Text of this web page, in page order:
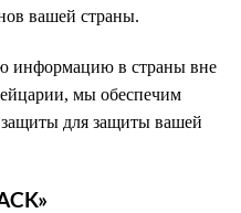
вашей страны.
информацию в страны вне
мы обеспечим
для защиты вашей